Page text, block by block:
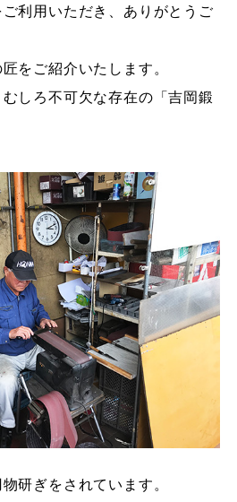
利用いただき、ありがとうご
をご紹介いたします。
しろ不可欠な存在の「吉岡鍛
研ぎをされています。